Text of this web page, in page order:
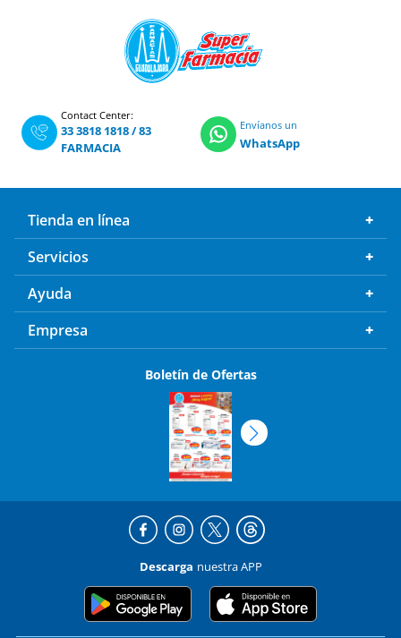
Contact Center:
33 3818 1818/83
FARMACIA
Envíanos un
WhatsApp
Tienda en línea
Servicios
Ayuda
Empresa
Boletín de Ofertas
Descarga nuestra APP